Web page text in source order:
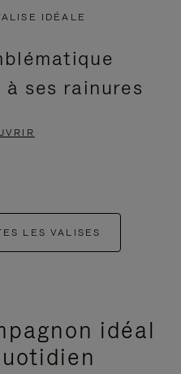
IDÉALE
ses rainures
LES VALISES
idéal